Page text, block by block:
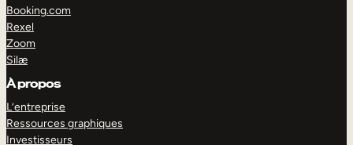
Booking.com
Rexel
Zoom
Silæ
À propos
L’entreprise
Ressources graphiques
Investisseurs